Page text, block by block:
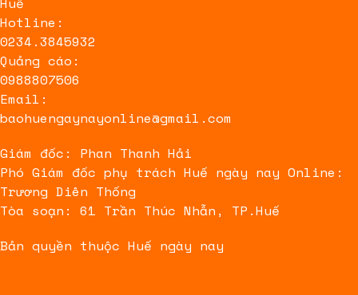
Hotline:
0234.3845932
Quảng cáo:
0988807506
Email:
baohuengaynayonline@gmail.com
Giám đốc: Phan Thanh Hải
Phó Giám đốc phụ trách Huế ngày nay Online:
Trương Diên Thống
Tòa soạn: 61 Trần Thúc Nhẫn, TP.Huế
Bản quyền thuộc Huế ngày nay